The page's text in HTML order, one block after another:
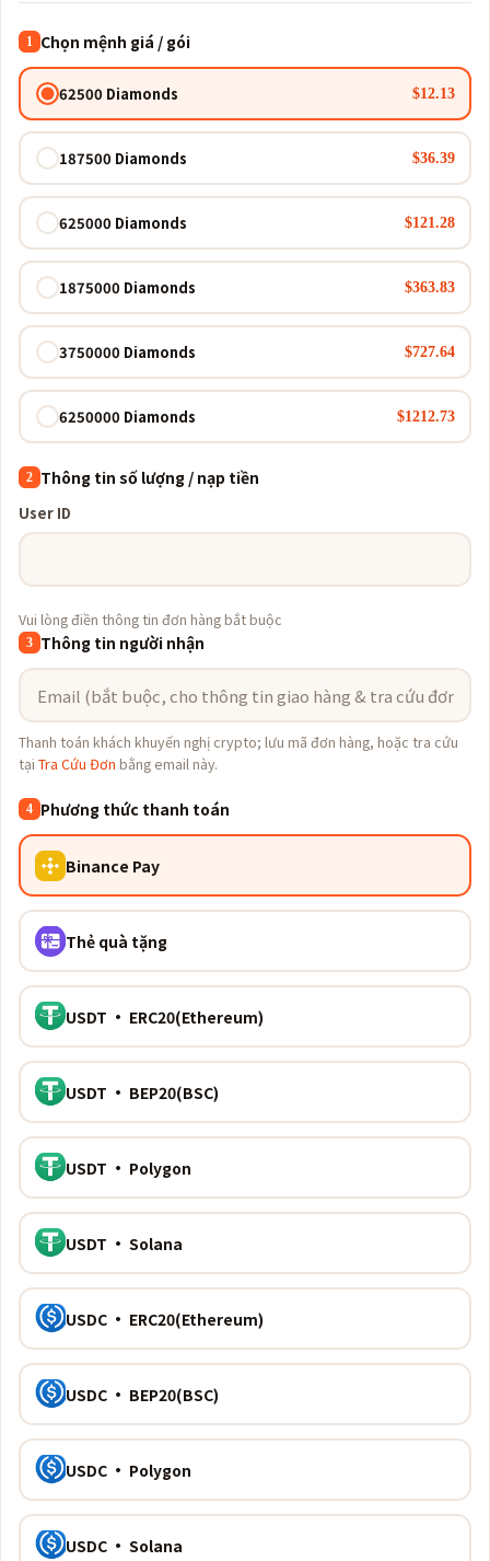
1 Chọn mệnh giá / gói
62500 Diamonds $12.13
187500 Diamonds $36.39
625000 Diamonds $121.28
1875000 Diamonds $363.83
3750000 Diamonds $727.64
6250000 Diamonds $1212.73
2 Thông tin số lượng / nạp tiền
User ID
Vui lòng điền thông tin đơn hàng bắt buộc
3 Thông tin người nhận
Thanh toán khách khuyến nghị crypto; lưu mã đơn hàng, hoặc tra cứu
tại Tra Cứu Đơn bằng email này.
4 Phương thức thanh toán
Binance Pay
Thẻ quà tặng
USDT · ERC20(Ethereum)
USDT · BEP20(BSC)
USDT · Polygon
USDT · Solana
USDC · ERC20(Ethereum)
USDC · BEP20(BSC)
USDC · Polygon
USDC · Solana